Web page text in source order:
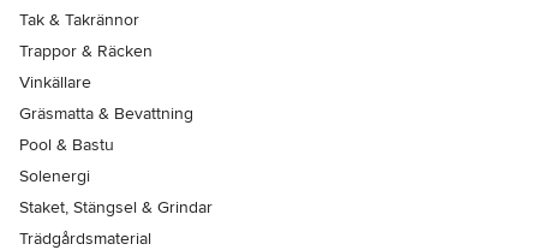
Tak & Takrännor
Trappor & Räcken
Vinkällare
Gräsmatta & Bevattning
Pool & Bastu
Solenergi
Staket, Stängsel & Grindar
Trädgårdsmaterial